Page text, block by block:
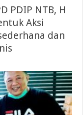
PDIP NTB, H
Aksi
dan